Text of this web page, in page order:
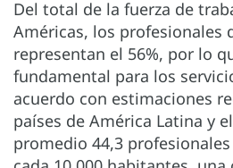
Del total de la fuerza de
Américas, los profesionales
representan el 56%, por lo
fundamental para los
acuerdo con estimaciones
países de América Latina y
promedio 44,3